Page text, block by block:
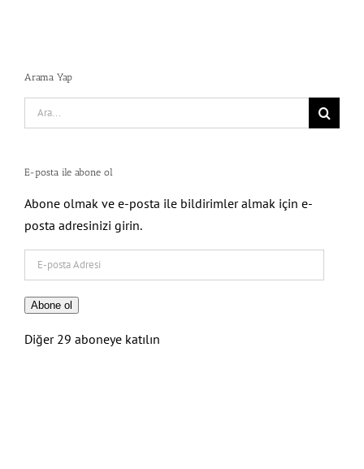
Arama Yap
Search
for:
E-posta ile abone ol
Abone olmak ve e-posta ile bildirimler almak için e-
posta adresinizi girin.
posta
Adresi
Abone ol
Diğer 29 aboneye katılın